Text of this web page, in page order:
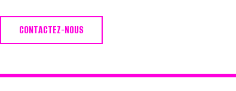
CONTACTEZ-NOUS